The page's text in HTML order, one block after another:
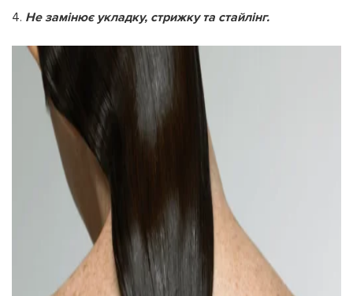
Не замінює укладку, стрижку та стайлінг.